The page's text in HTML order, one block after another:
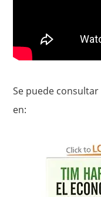
Se puede consultar
en: